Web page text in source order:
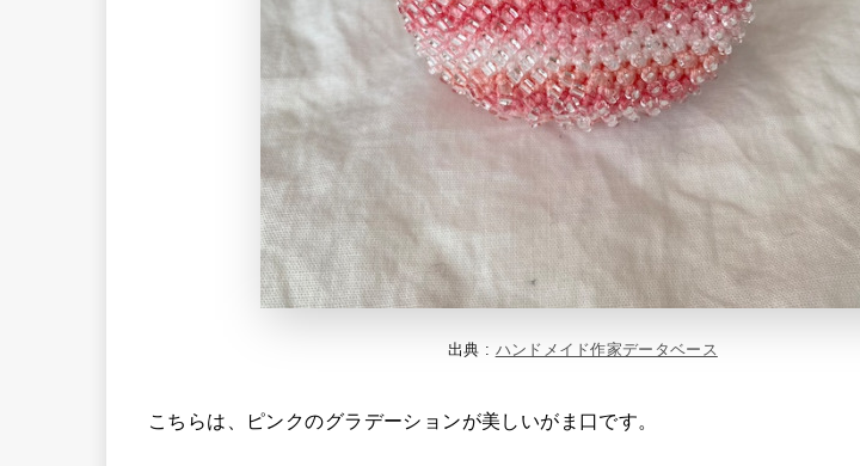
出典 : ハンドメイド作家データベース
こちらは、ピンクのグラデーションが美しいがま口です。